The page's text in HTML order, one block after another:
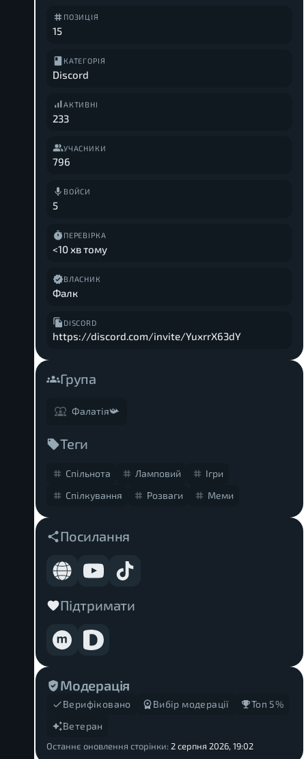
ПОЗИЦІЯ
15
КАТЕГОРІЯ
Discord
АКТИВНІ
233
УЧАСНИКИ
796
ВОЙСИ
5
ПЕРЕВІРКА
<10 хв тому
ВЛАСНИК
Фалк
DISCORD
https://discord.com/invite/YuxrrX63dY
Група
Фалатія📯
Теги
Спільнота Ламповий
Ігри
Спілкування
Розваги Меми
Посилання
Підтримати
Модерація
Верифіковано Вибір модерації
Топ 5%
Ветеран
Останнє оновлення сторінки: 2 серпня 2026, 19:02